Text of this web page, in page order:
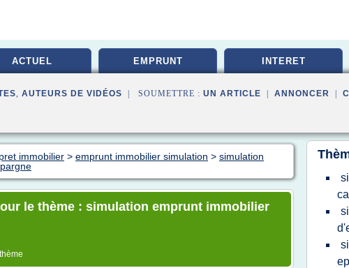
ACTUEL EMPRUNT INTERET
, AUTEURS DE VIDÉOS | SOUMETTRE : UN ARTICLE ANNONCER
immobilier > emprunt immobilier simulation > simulation
le thème : simulation emprunt immobilier